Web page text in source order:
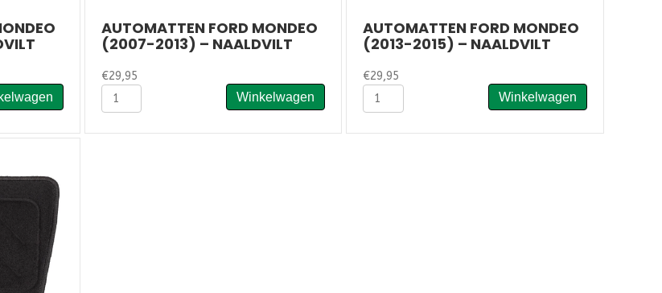
AUTOMATTEN FORD MONDEO
(2007-2013) – NAALDVILT
€29,95
Automatten
Ford
Winkelwagen
AUTOMATTEN FORD MONDEO
(2013-2015) – NAALDVILT
€29,95
Automatten
Ford
Winkelwagen